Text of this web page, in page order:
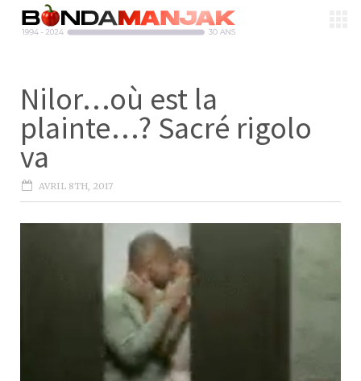
Nilor…où est la
plainte…? Sacré rigolo
va
AVRIL 8TH, 2017